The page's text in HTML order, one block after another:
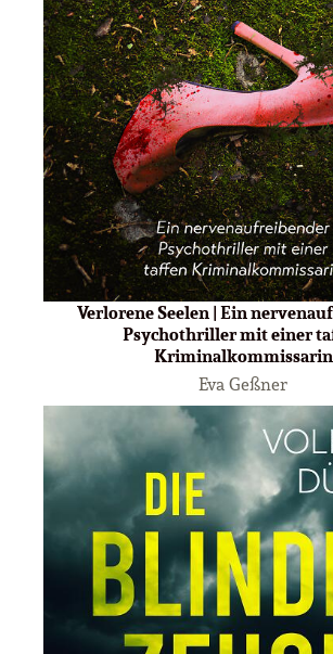
Verlorene Seelen | Ein
Psychothriller mit einer
Kriminalkommissarin
Eva Geßner